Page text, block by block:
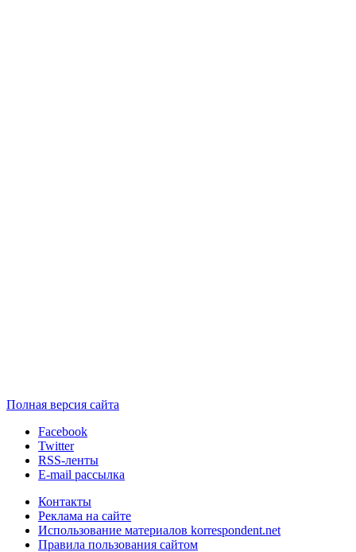
Полная версия сайта
Facebook
Twitter
RSS-ленты
E-mail рассылка
Контакты
Реклама на сайте
Использование материалов korrespondent.net
Правила пользования сайтом